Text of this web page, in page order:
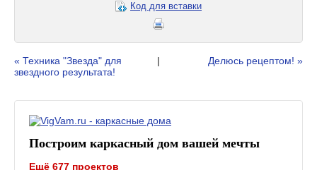
Код для вставки
« Техника "Звезда" для
звездного результата!
| Делюсь рецептом! »
Построим каркасный дом вашей мечты
Ещё 677 проектов